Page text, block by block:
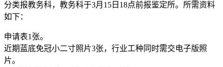
分类报教务科，教务科于3月15日18点前报鉴定所。所需资料
如下：
申请表1张。
近期蓝底免冠小二寸照片3张，行业工种同时需交电子版照
片。